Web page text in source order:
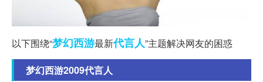
以下围绕“梦幻西游最新代言人”主题解决网友的困惑
梦幻西游2009代言人